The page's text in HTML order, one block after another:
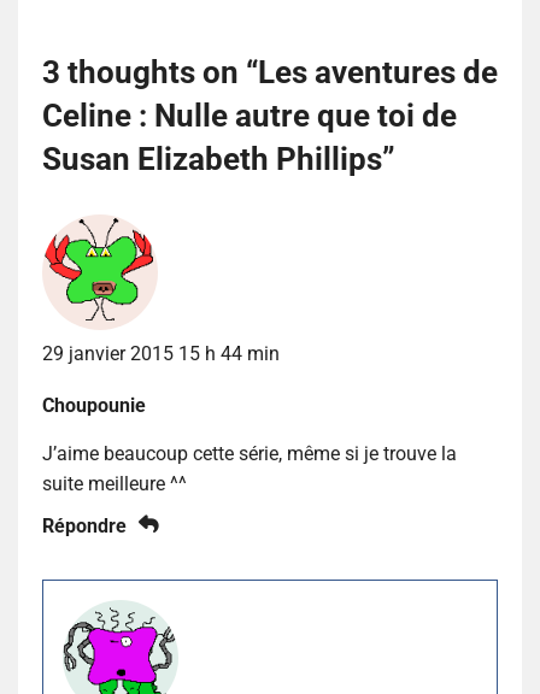
3 thoughts on “Les aventures de
Celine : Nulle autre que toi de
Susan Elizabeth Phillips”
29 janvier 2015 15 h 44 min
Choupounie
J’aime beaucoup cette série, même si je trouve la
suite meilleure ^^
Répondre